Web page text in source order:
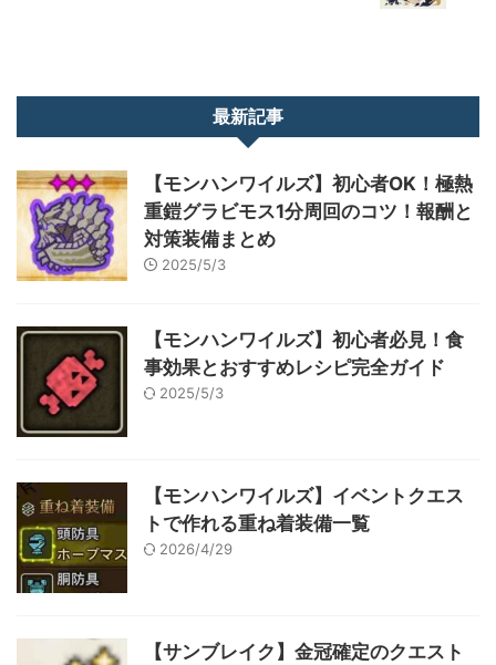
最新記事
【モンハンワイルズ】初心者OK！極熱
重鎧グラビモス1分周回のコツ！報酬と
対策装備まとめ
2025/5/3
【モンハンワイルズ】初心者必見！食
事効果とおすすめレシピ完全ガイド
2025/5/3
【モンハンワイルズ】イベントクエス
トで作れる重ね着装備一覧
2026/4/29
【サンブレイク】金冠確定のクエスト